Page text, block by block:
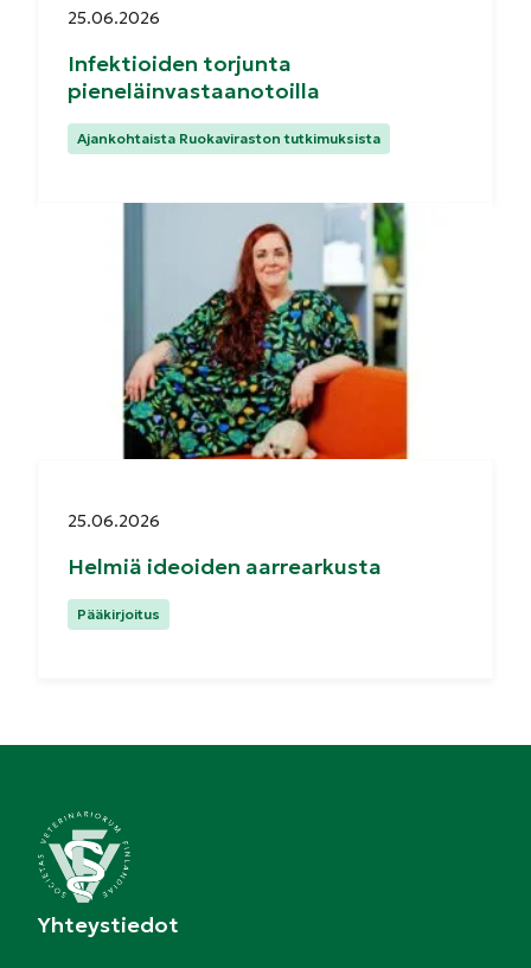
Infektioiden torjunta
pieneläinvastaanotoilla
Julkaistu:
25.06.2026
Kategoriat:
Ajankohtaista Ruokaviraston tutkimuksista
Helmiä ideoiden aarrearkusta
Julkaistu:
25.06.2026
Kategoriat:
Pääkirjoitus
Yhteystiedot